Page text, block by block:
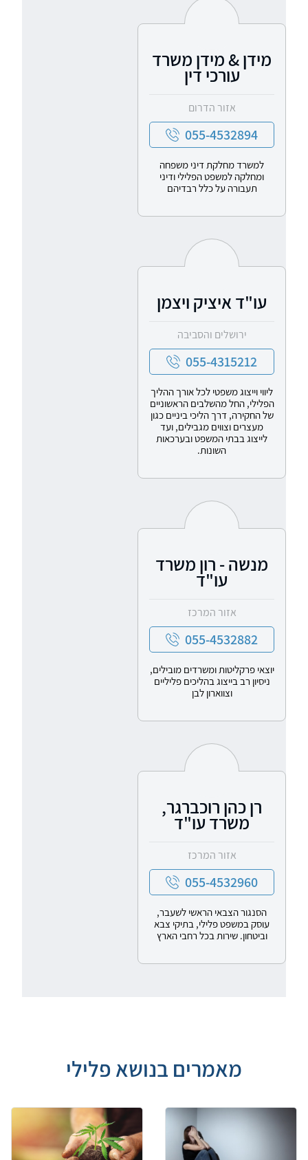
מידן & מידן משרד
עורכי דין
אזור הדרום
055-4532894
למשרד מחלקת דיני משפחה
ומחלקה למשפט הפלילי ודיני
תעבורה על כלל רבדיהם
עו"ד איציק ויצמן
ירושלים והסביבה
055-4315212
ליווי וייצוג משפטי לכל אורך ההליך
הפלילי, החל מהשלבים הראשוניים
של החקירה, דרך הליכי ביניים כגון
מעצרים וצווים מגבילים, ועד
לייצוג בבתי המשפט ובערכאות
השונות.
מנשה - רון משרד
עו"ד
אזור המרכז
055-4532882
יוצאי פרקליטות ומשרדים מובילים,
ניסיון רב בייצוג בהליכים פליליים
וצווארון לבן
רן כהן רוכברגר,
משרד עו"ד
אזור המרכז
055-4532960
הסנגור הצבאי הראשי לשעבר,
עוסק במשפט פלילי, בתיקי צבא
וביטחון. שירות בכל רחבי הארץ
מאמרים בנושא פלילי